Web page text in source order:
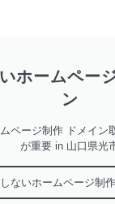
ホームペー
ン
ページ制作 ドメイン
が重要 in 山口県光
ないホームページ制